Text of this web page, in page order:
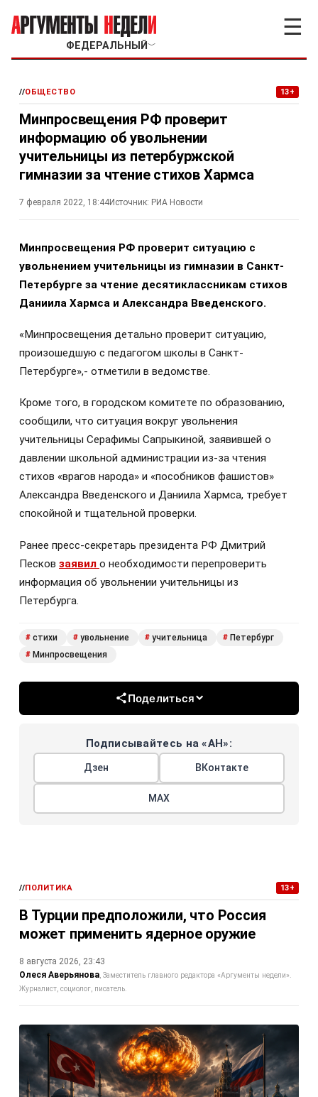
ФЕДЕРАЛЬНЫЙ ﹀
☰
//ОБЩЕСТВО 13+
Минпросвещения РФ проверит
информацию об увольнении
учительницы из петербуржской
гимназии за чтение стихов Хармса
7 февраля 2022, 18:44Источник: РИА Новости
Минпросвещения РФ проверит ситуацию с
увольнением учительницы из гимназии в Санкт-
Петербурге за чтение десятиклассникам стихов
Даниила Хармса и Александра Введенского.
«Минпросвещения детально проверит ситуацию,
произошедшую с педагогом школы в Санкт-
Петербурге»,- отметили в ведомстве.
Кроме того, в городском комитете по образованию,
сообщили, что ситуация вокруг увольнения
учительницы Серафимы Сапрыкиной, заявившей о
давлении школьной администрации из-за чтения
стихов «врагов народа» и «пособников фашистов»
Александра Введенского и Даниила Хармса, требует
спокойной и тщательной проверки.
Ранее пресс-секретарь президента РФ Дмитрий
Песков заявил о необходимости перепроверить
информация об увольнении учительницы из
Петербурга.
# стихи # увольнение # учительница # Петербург
# Минпросвещения
Поделиться
Подписывайтесь на «АН»:
Дзен ВКонтакте
МАХ
//ПОЛИТИКА 13+
В Турции предположили, что Россия
может применить ядерное оружие
8 августа 2026, 23:43
Олеся Аверьянова Заместитель главного редактора «Аргументы недели».
Журналист, социолог, писатель.